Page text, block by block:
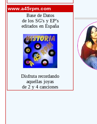
www.a45rpm.com
Base de Datos
de los SG's y EP's
editados en España
Disfruta recordando
aquellas joyas
de 2 y 4 canciones